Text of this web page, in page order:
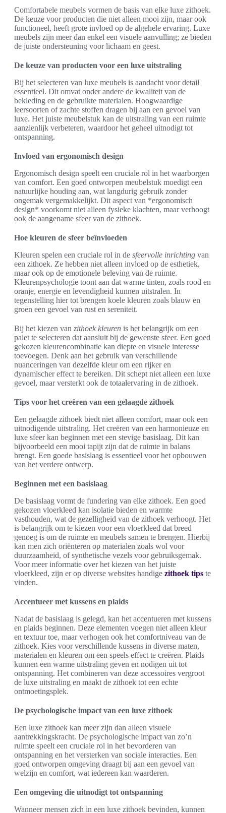
Comfortabele meubels vormen de basis van elke luxe zithoek.
De keuze voor producten die niet alleen mooi zijn, maar ook
functioneel, heeft grote invloed op de algehele ervaring. Luxe
meubels zijn meer dan enkel een visuele aanvulling; ze bieden
de juiste ondersteuning voor lichaam en geest.
De keuze van producten voor een luxe uitstraling
Bij het selecteren van luxe meubels is aandacht voor detail
essentieel. Dit omvat onder andere de kwaliteit van de
bekleding en de gebruikte materialen. Hoogwaardige
leersoorten of zachte stoffen dragen bij aan een gevoel van
luxe. Het juiste meubelstuk kan de uitstraling van een ruimte
aanzienlijk verbeteren, waardoor het geheel uitnodigt tot
ontspanning.
Invloed van ergonomisch design
Ergonomisch design speelt een cruciale rol in het waarborgen
van comfort. Een goed ontworpen meubelstuk moedigt een
natuurlijke houding aan, wat langdurig gebruik zonder
ongemak vergemakkelijkt. Dit aspect van *ergonomisch
design* voorkomt niet alleen fysieke klachten, maar verhoogt
ook de aangename sfeer van de zithoek.
Hoe kleuren de sfeer beïnvloeden
Kleuren spelen een cruciale rol in de sfeervolle inrichting van
een zithoek. Ze hebben niet alleen invloed op de esthetiek,
maar ook op de emotionele beleving van de ruimte.
Kleurenpsychologie toont aan dat warme tinten, zoals rood en
oranje, energie en levendigheid kunnen uitstralen. In
tegenstelling hier tot brengen koele kleuren zoals blauw en
groen een gevoel van rust en sereniteit.
Bij het kiezen van zithoek kleuren is het belangrijk om een
palet te selecteren dat aansluit bij de gewenste sfeer. Een goed
gekozen kleurencombinatie kan diepte en visuele interesse
toevoegen. Denk aan het gebruik van verschillende
nuanceringen van dezelfde kleur om een rijker en
dynamischer effect te bereiken. Dit schept niet alleen een luxe
gevoel, maar versterkt ook de totaalervaring in de zithoek.
Tips voor het creëren van een gelaagde zithoek
Een gelaagde zithoek biedt niet alleen comfort, maar ook een
uitnodigende uitstraling. Het creëren van een harmonieuze en
luxe sfeer kan beginnen met een stevige basislaag. Dit kan
bijvoorbeeld een mooi tapijt zijn dat de ruimte in balans
brengt. Een goede basislaag is essentieel voor het opbouwen
van het verdere ontwerp.
Beginnen met een basislaag
De basislaag vormt de fundering van elke zithoek. Een goed
gekozen vloerkleed kan isolatie bieden en warmte
vasthouden, wat de gezelligheid van de zithoek verhoogt. Het
is belangrijk om te kiezen voor een vloerkleed dat breed
genoeg is om de ruimte en meubels samen te brengen. Hierbij
kan men zich oriënteren op materialen zoals wol voor
duurzaamheid, of synthetische vezels voor gebruiksgemak.
Voor meer informatie over het kiezen van het juiste
vloerkleed, zijn er op diverse websites handige zithoek tips te
vinden.
Accentueer met kussens en plaids
Nadat de basislaag is gelegd, kan het accentueren met kussens
en plaids beginnen. Deze elementen voegen niet alleen kleur
en textuur toe, maar verhogen ook het comfortniveau van de
zithoek. Kies voor verschillende kussens in diverse maten,
materialen en kleuren om een speels effect te creëren. Plaids
kunnen een warme uitstraling geven en nodigen uit tot
ontspanning. Het combineren van deze accessoires vergroot
de luxe uitstraling en maakt de zithoek tot een echte
ontmoetingsplek.
De psychologische impact van een luxe zithoek
Een luxe zithoek kan meer zijn dan alleen visuele
aantrekkingskracht. De psychologische impact van zo’n
ruimte speelt een cruciale rol in het bevorderen van
ontspanning en het versterken van sociale interacties. Een
goed ontworpen omgeving draagt bij aan een gevoel van
welzijn en comfort, wat iedereen kan waarderen.
Een omgeving die uitnodigt tot ontspanning
Wanneer mensen zich in een luxe zithoek bevinden, kunnen